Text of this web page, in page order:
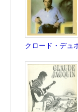
クロード・デュ